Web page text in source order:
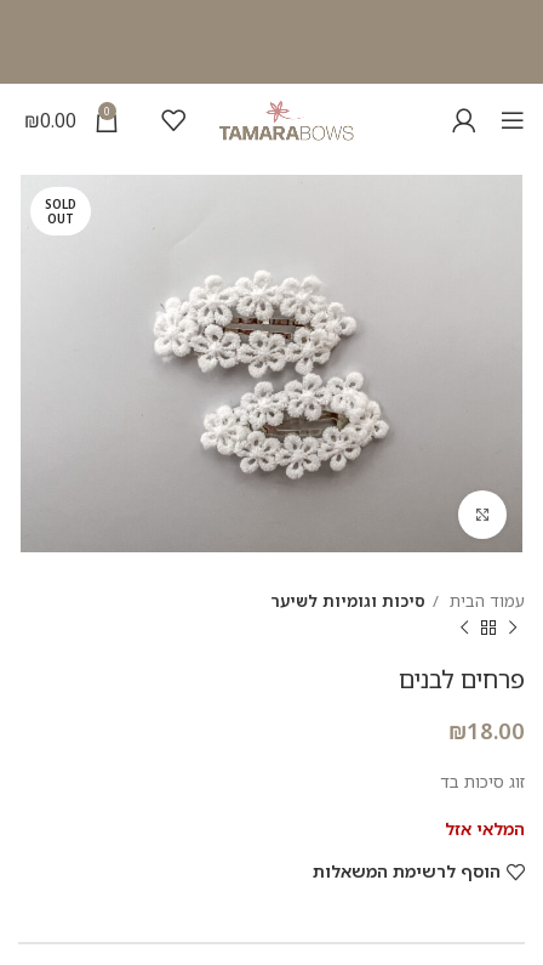
0
₪0.00
SOLD
OUT
עמוד הבית סיכות וגומיות לשיער
פרחים לבנים
₪18.00
זוג סיכות בד
המלאי אזל
הוסף לרשימת המשאלות